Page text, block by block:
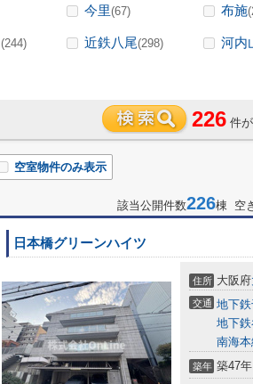
今里(67) 布施
(244) 近鉄八尾(298) 河内
226 件
空室物件のみ表示
該当公開件数226棟 空
日本橋グリーンハイツ
住所 大阪府
交通 地下
地下
南海本
築年 築47年